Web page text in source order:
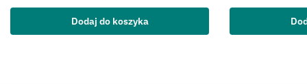
Dodaj do koszyka